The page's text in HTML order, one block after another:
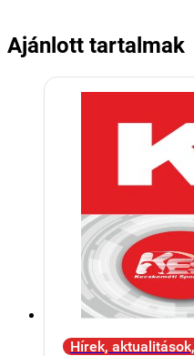
Ajánlott tartalmak
Hírek,